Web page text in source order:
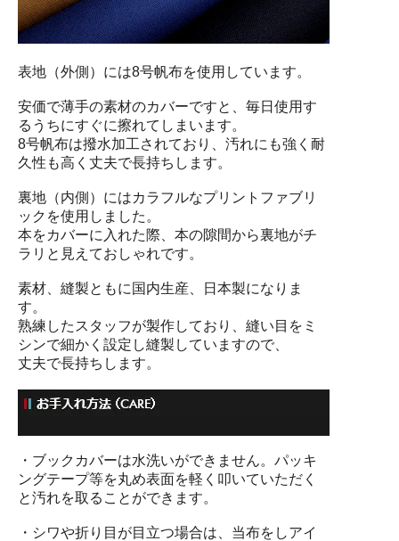
表地（外側）には8号帆布を使用しています。
安価で薄手の素材のカバーですと、毎日使用す
るうちにすぐに擦れてしまいます。
8号帆布は撥水加工されており、汚れにも強く耐
久性も高く丈夫で長持ちします。
裏地（内側）にはカラフルなプリントファブリ
ックを使用しました。
本をカバーに入れた際、本の隙間から裏地がチ
ラリと見えておしゃれです。
素材、縫製ともに国内生産、日本製になりま
す。
熟練したスタッフが製作しており、縫い目をミ
シンで細かく設定し縫製していますので、
丈夫で長持ちします。
・ブックカバーは水洗いができません。パッキ
ングテープ等を丸め表面を軽く叩いていただく
と汚れを取ることができます。
・シワや折り目が目立つ場合は、当布をしアイ